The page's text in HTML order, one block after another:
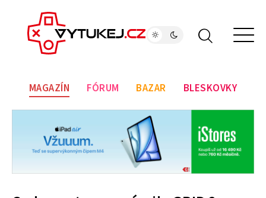
MAGAZÍN FÓRUM BAZAR BLESKOVKY